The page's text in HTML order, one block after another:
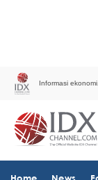
Informasi